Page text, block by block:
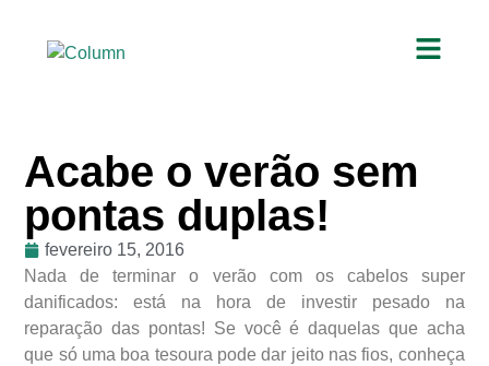
Acabe o verão sem
pontas duplas!
fevereiro 15, 2016
Nada de terminar o verão com os cabelos super
danificados: está na hora de investir pesado na
reparação das pontas! Se você é daquelas que acha
que só uma boa tesoura pode dar jeito nas fios, conheça